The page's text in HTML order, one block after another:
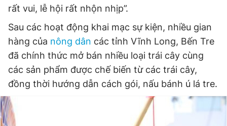
rất vui, lễ hội rất nhộn nhịp”.
Sau các hoạt động khai mạc sự kiện, nhiều gian
hàng của nông dân các tỉnh Vĩnh Long, Bến Tre
đã chính thức mở bán nhiều loại trái cây cùng
các sản phẩm được chế biến từ các trái cây,
đồng thời hướng dẫn cách gói, nấu bánh ú lá tre.